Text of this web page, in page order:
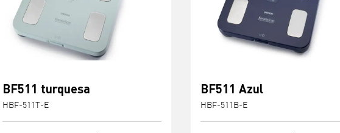
BF511 turquesa
HBF-511T-E
BF511 Azul
HBF-511B-E